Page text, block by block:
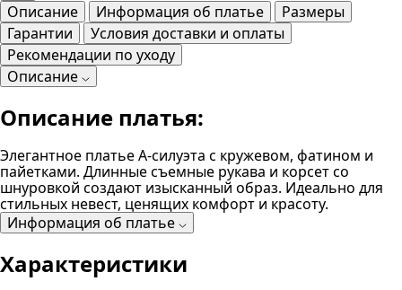
Описание Информация об платье
Размеры
Гарантии
Условия доставки и оплаты
Рекомендации по уходу
Описание
Описание платья:
Элегантное платье А-силуэта с кружевом, фатином и
пайетками. Длинные съемные рукава и корсет со
шнуровкой создают изысканный образ. Идеально для
стильных невест, ценящих комфорт и красоту.
Информация об платье
Характеристики